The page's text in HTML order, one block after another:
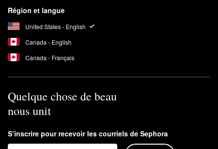
Région et langue
United States - English
Canada - English
Canada - Français
Quelque chose de beau
nous unit
S’inscrire pour recevoir les courriels de Sephora